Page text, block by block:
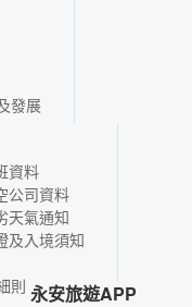
發展
資料
公司資料
天氣通知
及入境須知
則 永安旅遊APP